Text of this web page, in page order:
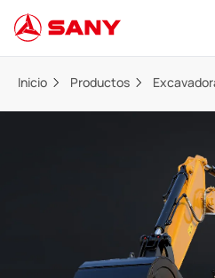
Inicio Productos